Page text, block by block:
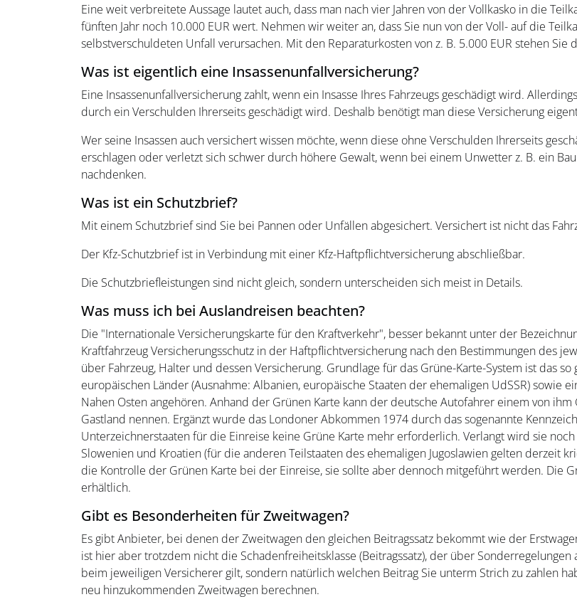
Eine weit verbreitete Aussage lautet auch, dass man nach vier Jahren von der Vollkasko in die
fünften Jahr noch 10.000 EUR wert. Nehmen wir weiter an, dass Sie nun von der Voll- auf die
selbstverschuldeten Unfall verursachen. Mit den Reparaturkosten von z. B. 5.000 EUR stehen Sie
Was ist eigentlich eine Insassenunfallversicherung?
Eine Insassenunfallversicherung zahlt, wenn ein Insasse Ihres Fahrzeugs geschädigt wird.
durch ein Verschulden Ihrerseits geschädigt wird. Deshalb benötigt man diese Versicherung
Wer seine Insassen auch versichert wissen möchte, wenn diese ohne Verschulden Ihrerseits
erschlagen oder verletzt sich schwer durch höhere Gewalt, wenn bei einem Unwetter z. B. ein
nachdenken.
Was ist ein Schutzbrief?
Mit einem Schutzbrief sind Sie bei Pannen oder Unfällen abgesichert. Versichert ist nicht das
Der Kfz-Schutzbrief ist in Verbindung mit einer Kfz-Haftpflichtversicherung abschließbar.
Die Schutzbriefleistungen sind nicht gleich, sondern unterscheiden sich meist in Details.
Was muss ich bei Auslandreisen beachten?
Die "Internationale Versicherungskarte für den Kraftverkehr", besser bekannt unter der
Kraftfahrzeug Versicherungsschutz in der Haftpflichtversicherung nach den Bestimmungen des
über Fahrzeug, Halter und dessen Versicherung. Grundlage für das Grüne-Karte-System ist das
europäischen Länder (Ausnahme: Albanien, europäische Staaten der ehemaligen UdSSR) sowie
Nahen Osten angehören. Anhand der Grünen Karte kann der deutsche Autofahrer einem von
Gastland nennen. Ergänzt wurde das Londoner Abkommen 1974 durch das sogenannte
Unterzeichnerstaaten für die Einreise keine Grüne Karte mehr erforderlich. Verlangt wird sie
Slowenien und Kroatien (für die anderen Teilstaaten des ehemaligen Jugoslawien gelten derzeit
die Kontrolle der Grünen Karte bei der Einreise, sie sollte aber dennoch mitgeführt werden. Die
erhältlich.
Gibt es Besonderheiten für Zweitwagen?
Es gibt Anbieter, bei denen der Zweitwagen den gleichen Beitragssatz bekommt wie der
ist hier aber trotzdem nicht die Schadenfreiheitsklasse (Beitragssatz), der über
beim jeweiligen Versicherer gilt, sondern natürlich welchen Beitrag Sie unterm Strich zu zahlen
neu hinzukommenden Zweitwagen berechnen.